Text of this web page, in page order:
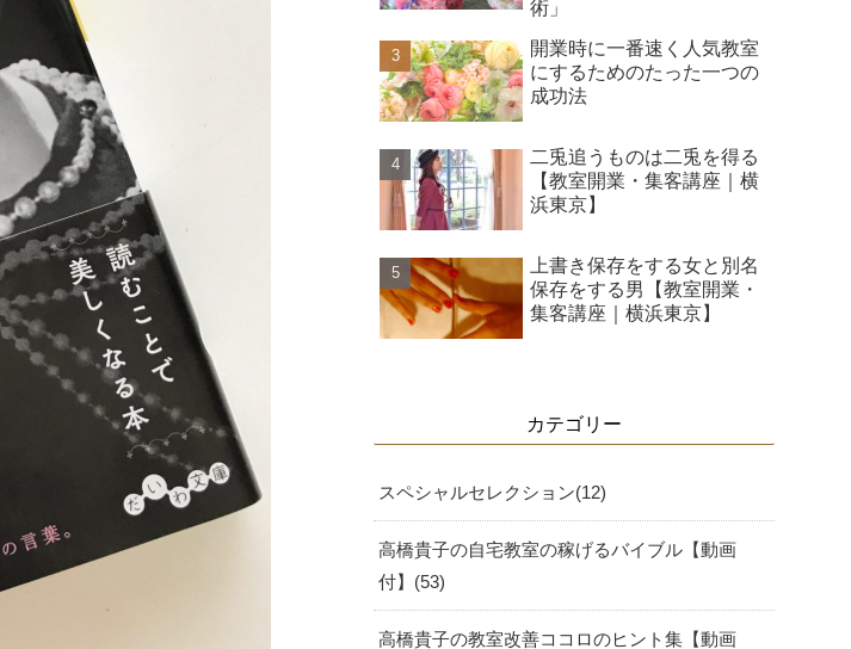
術」
開業時に一番速く人気教室
にするためのたった一つの
成功法
二兎追うものは二兎を得る
【教室開業・集客講座｜横
浜東京】
上書き保存をする女と別名
保存をする男【教室開業・
集客講座｜横浜東京】
カテゴリー
スペシャルセレクション 12
高橋貴子の自宅教室の稼げるバイブル【動画
付】
53
高橋貴子の教室改善ココロのヒント集【動画